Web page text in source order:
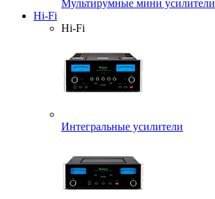
Мультирумные мини усилители
Hi-Fi
Hi-Fi
Интегральные усилители